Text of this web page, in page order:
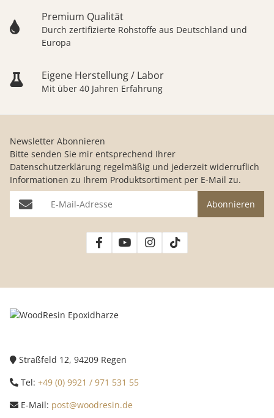
Premium Qualität
Durch zertifizierte Rohstoffe aus Deutschland und
Europa
Eigene Herstellung / Labor
Mit über 40 Jahren Erfahrung
Newsletter Abonnieren
Bitte senden Sie mir entsprechend Ihrer
Datenschutzerklärung regelmäßig und jederzeit widerruflich
Informationen zu Ihrem Produktsortiment per E-Mail zu.
E-Mail-Adresse Abonnieren
Straßfeld 12, 94209 Regen
Tel: +49 (0) 9921 / 971 531 55
E-Mail: post@woodresin.de